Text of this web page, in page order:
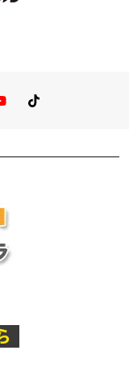
You TubeTikTok